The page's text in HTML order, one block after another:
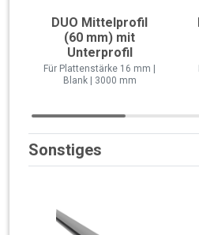
DUO Mittelprofil
(60 mm) mit
Unterprofil
Für Plattenstärke 16 mm |
Blank | 3000 mm
Sonstiges